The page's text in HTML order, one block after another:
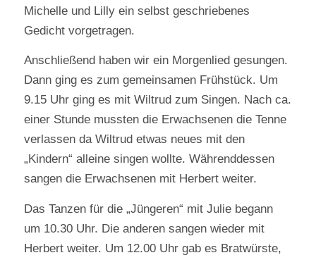
Michelle und Lilly ein selbst geschriebenes
Gedicht vorgetragen.
Anschließend haben wir ein Morgenlied gesungen.
Dann ging es zum gemeinsamen Frühstück. Um
9.15 Uhr ging es mit Wiltrud zum Singen. Nach ca.
einer Stunde mussten die Erwachsenen die Tenne
verlassen da Wiltrud etwas neues mit den
„Kindern“ alleine singen wollte. Währenddessen
sangen die Erwachsenen mit Herbert weiter.
Das Tanzen für die „Jüngeren“ mit Julie begann
um 10.30 Uhr. Die anderen sangen wieder mit
Herbert weiter. Um 12.00 Uhr gab es Bratwürste,